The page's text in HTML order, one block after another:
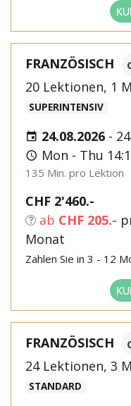
FRANZÖSISCH
20 Lektionen, 1
SUPERINTENSIV
24.08.2026 -
Mon - Thu
135 Min. pro Lektion
CHF 2'460.-
ab CHF 205.-
Monat
Zahlen Sie in 3 - 12
FRANZÖSISCH
24 Lektionen, 3
STANDARD